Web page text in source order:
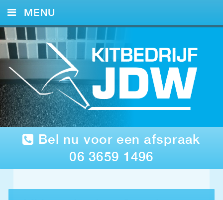
Bel nu voor een afspraak
06 3659 1496
MENU
HOME
KITWERK
FOTO’S
REFERENTIES
CONTACT